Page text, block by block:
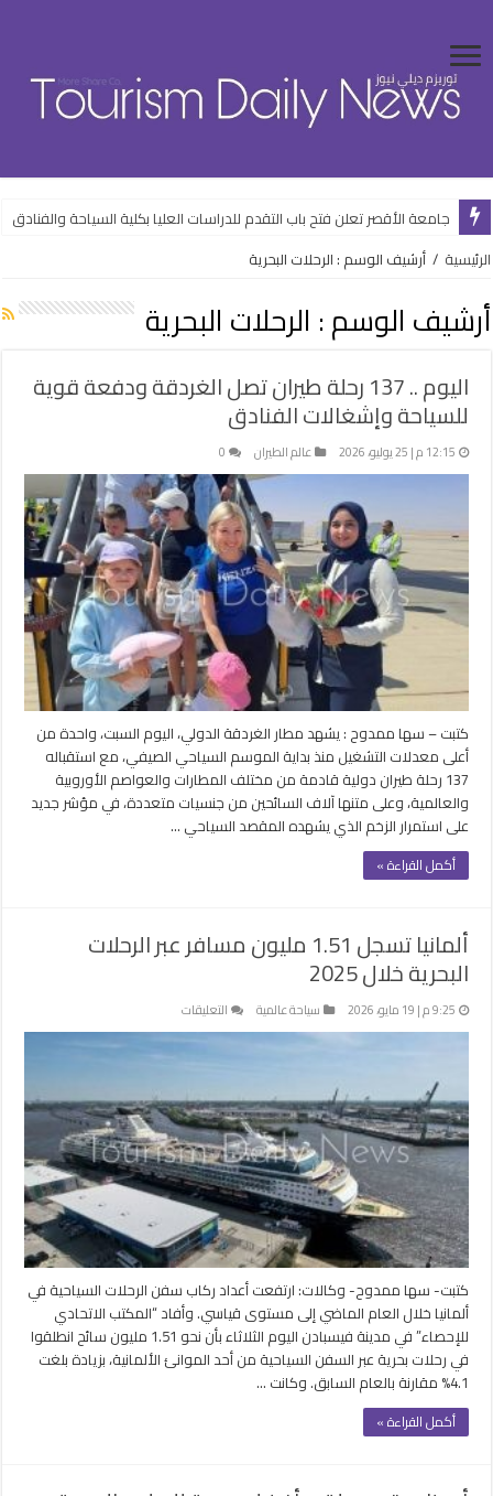
جامعة الأقصر تعلن فتح باب التقدم للدراسات العليا بكلية السياحة والفنادق
ضبط المتهم بالنصب على راغبي السفر للخارج بالقاهرة
الرئيسية / أرشيف الوسم : الرحلات البحرية
أرشيف الوسم : الرحلات البحرية
اليوم .. 137 رحلة طيران تصل الغردقة ودفعة قوية
للسياحة وإشغالات الفنادق
12:15 م | 25 يوليو، 2026 عالم الطيران 0
كتبت – سها ممدوح : يشهد مطار الغردقة الدولي، اليوم السبت، واحدة من
أعلى معدلات التشغيل منذ بداية الموسم السياحي الصيفي، مع استقباله
137 رحلة طيران دولية قادمة من مختلف المطارات والعواصم الأوروبية
والعالمية، وعلى متنها آلاف السائحين من جنسيات متعددة، في مؤشر جديد
على استمرار الزخم الذي يشهده المقصد السياحي …
أكمل القراءة »
ألمانيا تسجل 1.51 مليون مسافر عبر الرحلات
البحرية خلال 2025
9:25 م | 19 مايو، 2026 سياحة عالمية التعليقات
ألمانيا
تسجل
مليون
مسافر
عبر
الرحلات
البحرية
خلال
2025
مغلقة
كتبت- سها ممدوح- وكالات: ارتفعت أعداد ركاب سفن الرحلات السياحية في
ألمانيا خلال العام الماضي إلى مستوى قياسي. وأفاد “المكتب الاتحادي
للإحصاء” في مدينة فيسبادن اليوم الثلاثاء بأن نحو 1.51 مليون سائح انطلقوا
في رحلات بحرية عبر السفن السياحية من أحد الموانئ الألمانية، بزيادة بلغت
4.1% مقارنة بالعام السابق. وكانت …
أكمل القراءة »